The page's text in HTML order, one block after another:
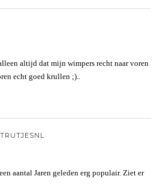
altijd dat mijn wimpers recht naar voren
echt goed krullen ;)..
aantal Jaren geleden erg populair. Ziet er